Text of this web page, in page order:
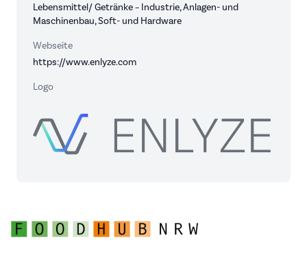
Lebensmittel/ Getränke – Industrie, Anlagen- und
Maschinenbau, Soft- und Hardware
Webseite
https://www.enlyze.com
Logo